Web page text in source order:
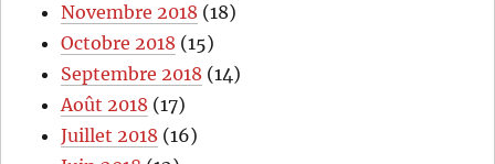
Novembre 2018 (18)
Octobre 2018 (15)
Septembre 2018 (14)
Août 2018 (17)
Juillet 2018 (16)